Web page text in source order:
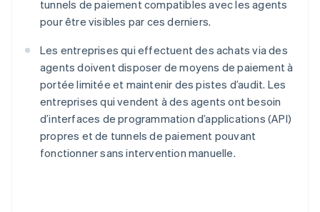
tunnels de paiement compatibles avec les agents
pour être visibles par ces derniers.
Les entreprises qui effectuent des achats via des
agents doivent disposer de moyens de paiement à
portée limitée et maintenir des pistes d’audit. Les
entreprises qui vendent à des agents ont besoin
d’interfaces de programmation d’applications (API)
propres et de tunnels de paiement pouvant
fonctionner sans intervention manuelle.